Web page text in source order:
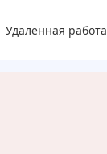
Удаленная работа